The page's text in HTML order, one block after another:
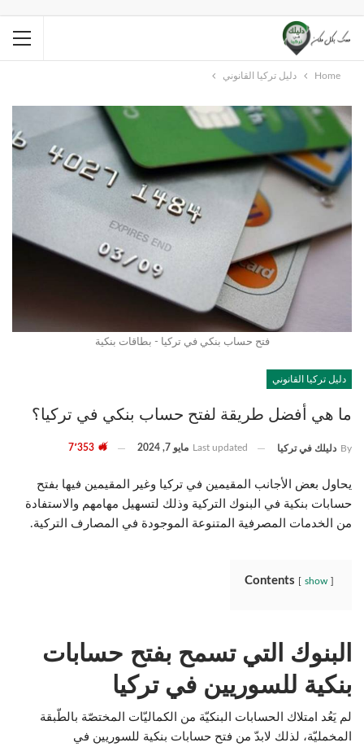
Home دليل تركيا القانوني
فتح حساب بنكي في تركيا - بطاقات بنكية
دليل تركيا القانوني
ما هي أفضل طريقة لفتح حساب بنكي في تركيا؟
By دليلك في تركيا Last updated مايو 7, 2024
يحاول بعض الأجانب المقيمين في تركيا وغير المقيمين فيها بفتح
حسابات بنكية في البنوك التركية وذلك لتسهيل مهامهم والاستفادة
من الخدمات المصرفية المتنوعة الموجودة في المصارف التركية.
Contents show
البنوك التي تسمح بفتح حسابات
بنكية للسوريين في تركيا
لم يَعُد امتلاك الحسابات البنكيّة من الكماليّات المختصّة بالطّبقة
المخمليّة، لذلك لابدّ من فتح حسابات بنكية للسوريين في